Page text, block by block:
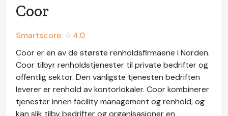
Coor
Smartscore: ☆4.0
Coor er en av de største renholdsfirmaene i Norden.
Coor tilbyr renholdstjenester til private bedrifter og
offentlig sektor. Den vanligste tjenesten bedriften
leverer er renhold av kontorlokaler. Coor kombinerer
tjenester innen facility management og renhold, og
kan slik tilby bedrifter og organisasjoner en